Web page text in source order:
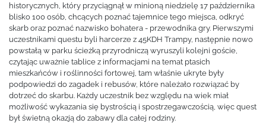
historycznych, który przyciągnął w minioną niedzielę 17 października
blisko 100 osób, chcących poznać tajemnice tego miejsca, odkryć
skarb oraz poznać nazwisko bohatera - przewodnika gry. Pierwszymi
uczestnikami questu byli harcerze z 45KDH Trampy, następnie nowo
powstałą w parku ścieżką przyrodniczą wyruszyli kolejni goście,
czytając uważnie tablice z informacjami na temat ptasich
mieszkańców i roślinności fortowej, tam właśnie ukryte były
podpowiedzi do zagadek i rebusów, które należało rozwiązać by
dotrzeć do skarbu. Każdy uczestnik bez względu na wiek miał
możliwość wykazania się bystrością i spostrzegawczością, więc quest
był świetną okazją do zabawy dla całej rodziny.